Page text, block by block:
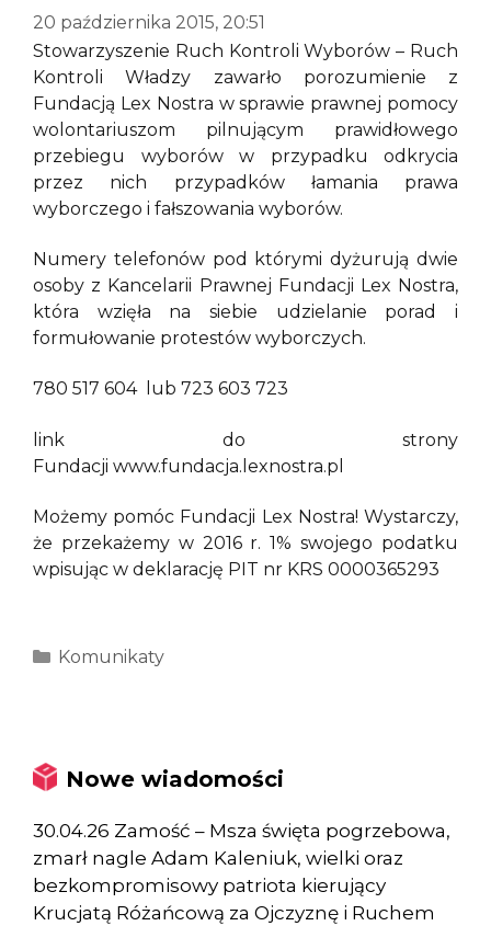
20 października 2015, 20:51
Stowarzyszenie Ruch Kontroli Wyborów – Ruch
Kontroli Władzy zawarło porozumienie z
Fundacją Lex Nostra w sprawie prawnej pomocy
wolontariuszom pilnującym prawidłowego
przebiegu wyborów w przypadku odkrycia
przez nich przypadków łamania prawa
wyborczego i fałszowania wyborów.
Numery telefonów pod którymi dyżurują dwie
osoby z Kancelarii Prawnej Fundacji Lex Nostra,
która wzięła na siebie udzielanie porad i
formułowanie protestów wyborczych.
780 517 604 lub 723 603 723
link do strony
Fundacji www.fundacja.lexnostra.pl
Możemy pomóc Fundacji Lex Nostra! Wystarczy,
że przekażemy w 2016 r. 1% swojego podatku
wpisując w deklarację PIT nr KRS 0000365293
Kategorie
Komunikaty
Nowe wiadomości
30.04.26 Zamość – Msza święta pogrzebowa,
zmarł nagle Adam Kaleniuk, wielki oraz
bezkompromisowy patriota kierujący
Krucjatą Różańcową za Ojczyznę i Ruchem